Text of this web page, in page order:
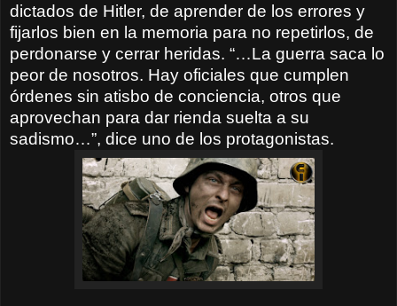
dictados de Hitler, de aprender de los errores y
fijarlos bien en la memoria para no repetirlos, de
perdonarse y cerrar heridas. “…La guerra saca lo
peor de nosotros. Hay oficiales que cumplen
órdenes sin atisbo de conciencia, otros que
aprovechan para dar rienda suelta a su
sadismo…”, dice uno de los protagonistas.